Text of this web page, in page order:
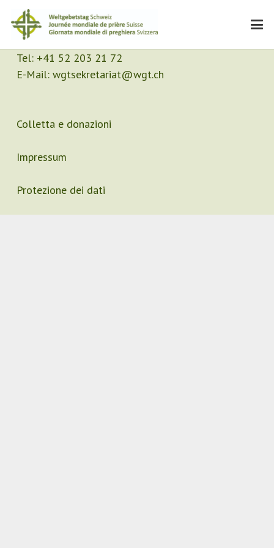
Contatto
Segretariato
Tel: +41 52 203 21 72
E-Mail: wgtsekretariat@wgt.ch
Colletta e donazioni
Impressum
Protezione dei dati